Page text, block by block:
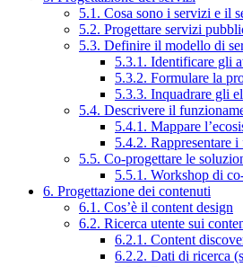
5.1. Cosa sono i servizi e il
5.2. Progettare servizi
5.3. Definire il modello di
5.3.1. Identificare gli
5.3.2. Formulare la
5.3.3. Inquadrare gli
5.4. Descrivere il
5.4.1. Mappare
5.4.2. Rappresentare
5.5. Co-progettare le
5.5.1. Workshop di
6. Progettazione dei contenuti
6.1. Cos’è il content design
6.2. Ricerca utente sui
6.2.1. Content
6.2.2. Dati di ricerca